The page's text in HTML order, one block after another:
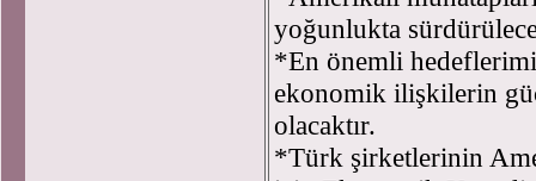
yoğunlukta
*En önemli
ekonomik ilişkilerin
olacaktır.
*Türk şirketlerinin